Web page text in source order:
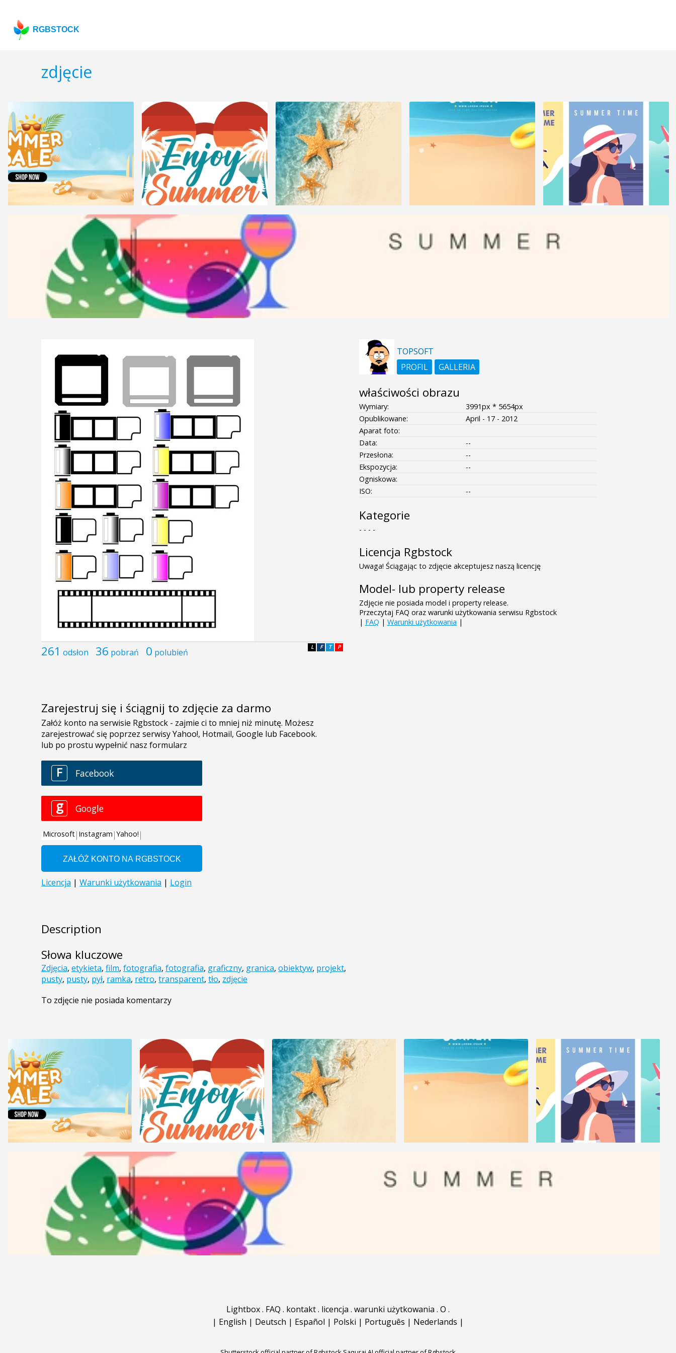
RGBSTOCK
zdjęcie
261 odsłon 36 pobrań 0 polubień P
T
F
L
Zarejestruj się i ściągnij to zdjęcie za darmo
Description
Słowa kluczowe
Zdjęcia, etykieta, film, fotografia, fotografia, graficzny, granica, obiektyw, projekt,
pusty, pusty, pył, ramka, retro, transparent, tło, zdjęcie
To zdjęcie nie posiada komentarzy
TOPSOFT
PROFIL
GALLERIA
właściwości obrazu
Wymiary:
3991px * 5654px
Opublikowane:
April - 17 - 2012
Aparat foto:
Data:
--
Przesłona:
--
Ekspozycja:
--
Ogniskowa:
ISO:
--
Kategorie
- - - -
Licencja Rgbstock
Uwaga! Ściągając to zdjęcie akceptujesz naszą licencję
Model- lub property release
Zdjęcie nie posiada model i property release.
Przeczytaj FAQ oraz warunki użytkowania serwisu Rgbstock
| FAQ | Warunki użytkowania |
Lightbox. FAQ . kontakt. licencja . warunki użytkowania . O .
| English | Deutsch | Español | Polski | Português | Nederlands |